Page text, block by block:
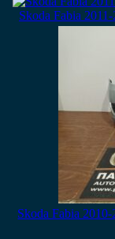
Skoda Fabia
Skoda Fabia